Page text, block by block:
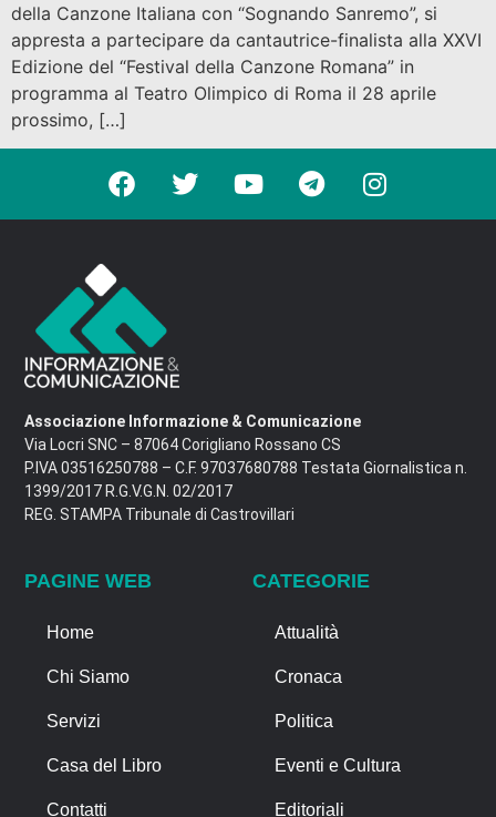
della Canzone Italiana con “Sognando Sanremo”, si
appresta a partecipare da cantautrice-finalista alla XXVI
Edizione del “Festival della Canzone Romana” in
programma al Teatro Olimpico di Roma il 28 aprile
prossimo, […]
Associazione Informazione & Comunicazione
Via Locri SNC – 87064 Corigliano Rossano CS
P.IVA 03516250788 – C.F. 97037680788 Testata Giornalistica n.
1399/2017 R.G.V.G.N. 02/2017
REG. STAMPA Tribunale di Castrovillari
PAGINE WEB
Home
Chi Siamo
Servizi
Casa del Libro
Contatti
CATEGORIE
Attualità
Cronaca
Politica
Eventi e Cultura
Editoriali